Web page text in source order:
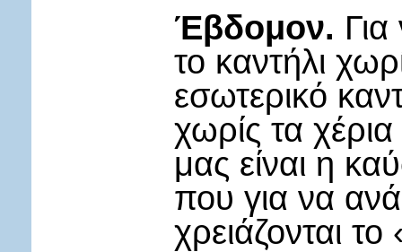
Έβδομον.
το καντήλι
εσωτερικό
χωρίς τα
μας είναι η
που για να
χρειάζονται